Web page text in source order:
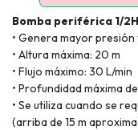
Bomba periférica 1/
• Genera mayor
• Altura máxima: 20 m
• Flujo máximo: 30 L/min
• Profundidad máxima
• Se utiliza cuando se
(arriba de 15 m